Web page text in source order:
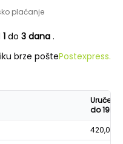
plaćanje
1 do 3 dana .
brze poštePostexpress.
Uručenje
do 19h
420,00